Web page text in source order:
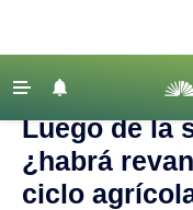
Agricultura
Ganadería
‹ VOLVER
Agroclave
Luego de la
¿habrá
ciclo